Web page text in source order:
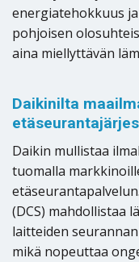
energiatehokkuus
pohjoisen
aina miellyttävän
Daikinilta
Daikin mullistaa
tuomalla
(DCS) mahdollistaa
laitteiden
mikä nopeuttaa